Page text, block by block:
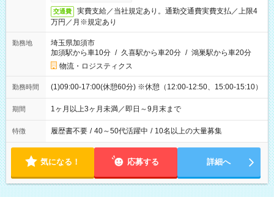
交通費
実費支給／当社規定あり。通勤交通費実費支払／上限4
万円／月※規定あり
勤務地
埼玉県加須市
加須駅から車10分 / 久喜駅から車20分 / 鴻巣駅から車20分
物流・ロジスティクス
勤務時間 (1)09:00-17:00(休憩60分) ※休憩（12:00-12:50、15:00-15:10）
期間 1ヶ月以上3ヶ月未満／即日～9月末まで
特徴 履歴書不要 / 40～50代活躍中 / 10名以上の大量募集
気になる！ 応募する 詳細へ